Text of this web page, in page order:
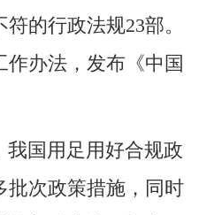
的行政法规23部。
办法，发布《中国
我国用足用好合规政
批次政策措施，同时